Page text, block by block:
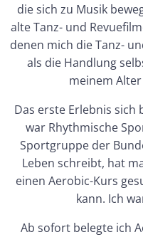
die sich zu Musik
alte Tanz- und
denen mich die Tanz-
als die Handlung
meinem
Das erste Erlebnis sich
war Rhythmische
Sportgruppe der
Leben schreibt, hat
einen Aerobic-Kurs
kann. Ich
Ab sofort belegte ich